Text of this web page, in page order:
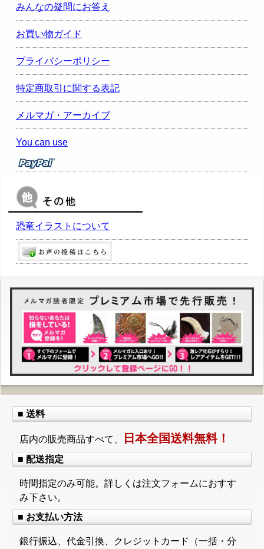
みんなの疑問にお答え
お買い物ガイド
プライバシーポリシー
特定商取引に関する表記
メルマガ・アーカイブ
You can use
恐竜イラストについて
■ 送料
店内の販売商品すべて、 日本全国送料無料！
■ 配送指定
時間指定のみ可能。詳しくは注文フォームにおすす
み下さい。
■ お支払い方法
銀行振込、代金引換、クレジットカード（一括・分